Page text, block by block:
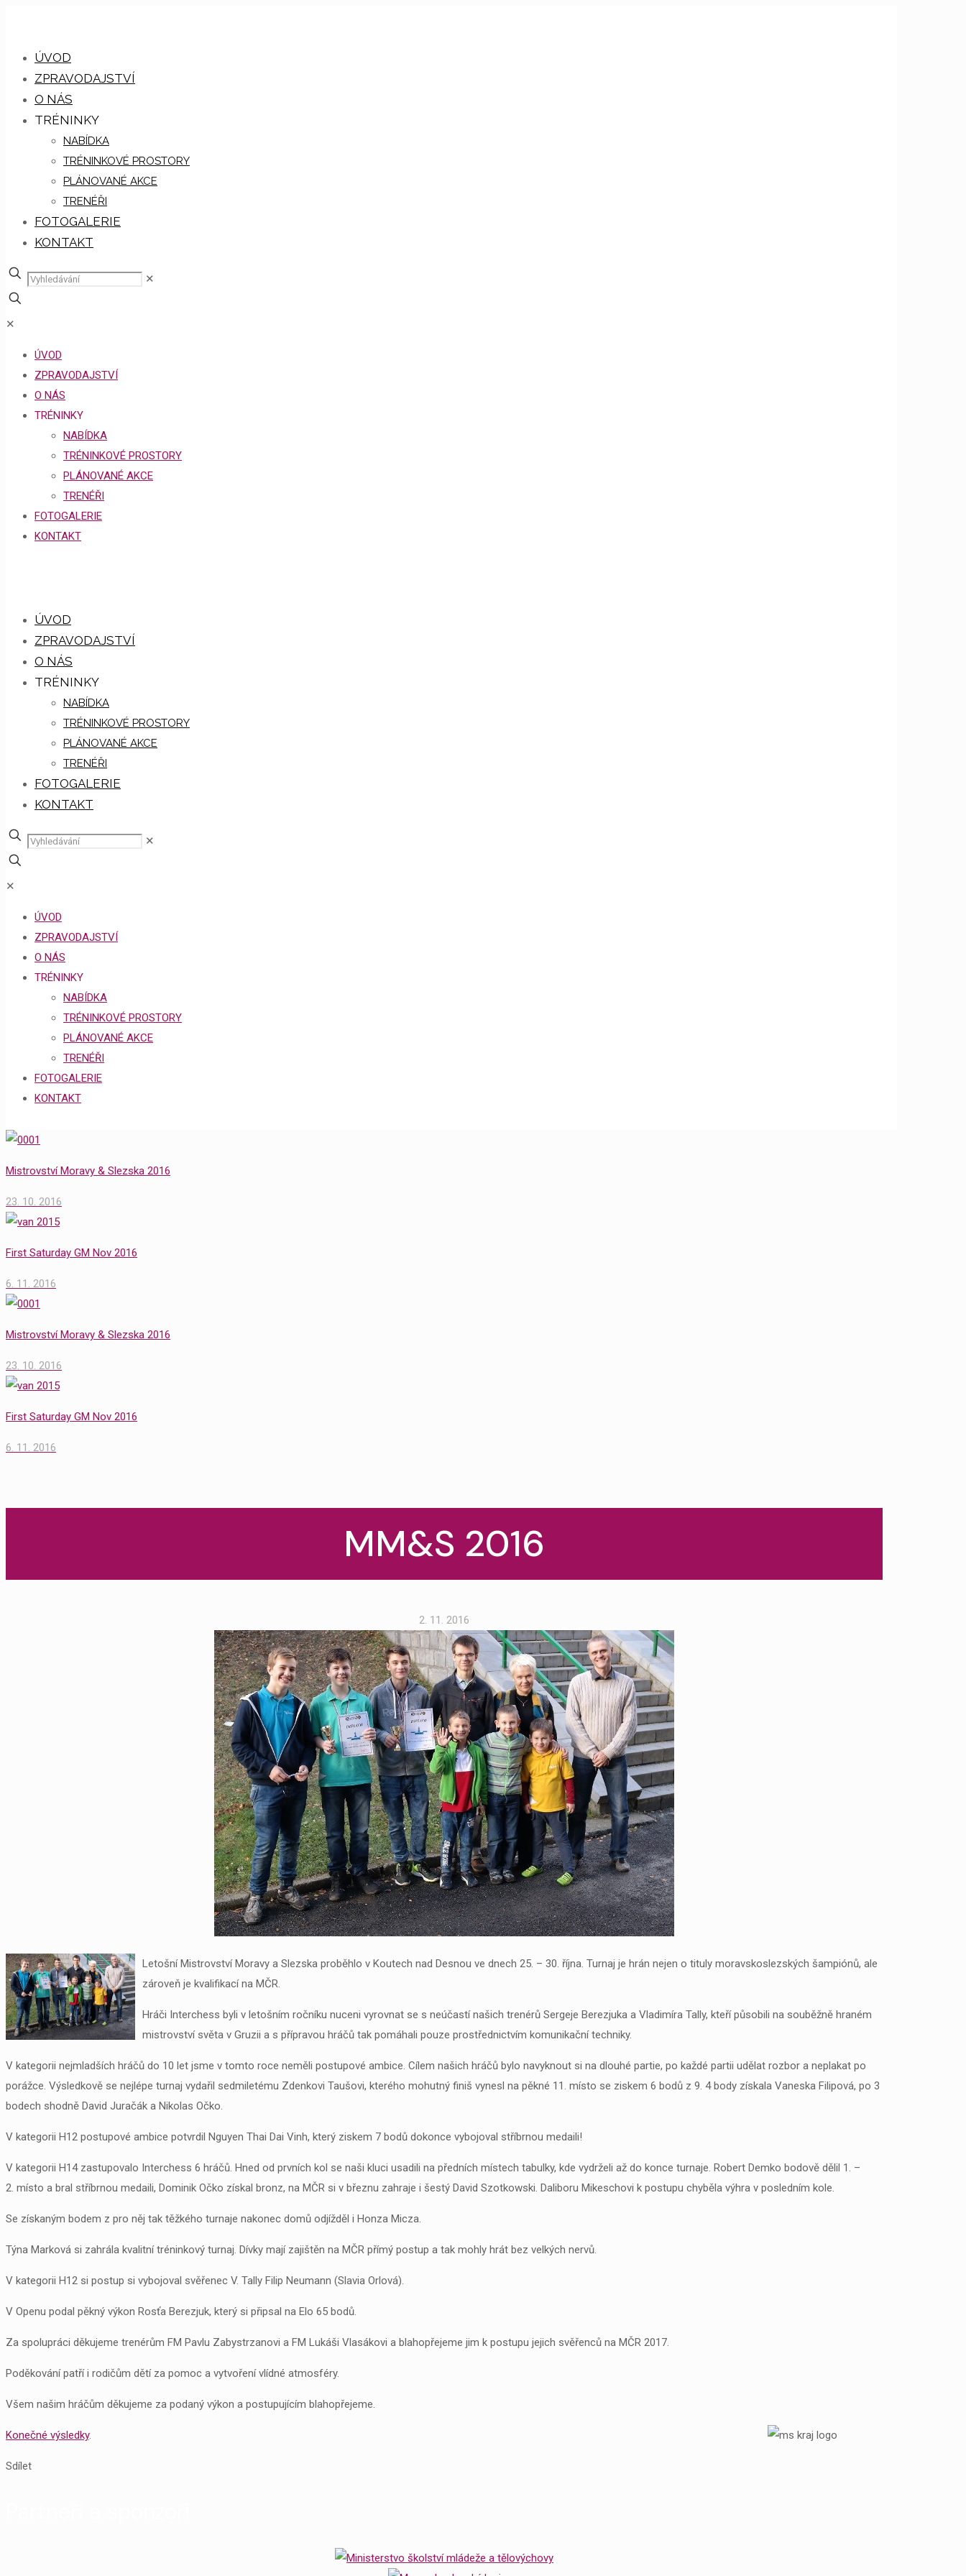
ÚVOD
ZPRAVODAJSTVÍ
O NÁS
TRÉNINKY
NABÍDKA
TRÉNINKOVÉ PROSTORY
PLÁNOVANÉ AKCE
TRENÉŘI
FOTOGALERIE
KONTAKT
✕
✕
ÚVOD
ZPRAVODAJSTVÍ
O NÁS
TRÉNINKY
NABÍDKA
TRÉNINKOVÉ PROSTORY
PLÁNOVANÉ AKCE
TRENÉŘI
FOTOGALERIE
KONTAKT
ÚVOD
ZPRAVODAJSTVÍ
O NÁS
TRÉNINKY
NABÍDKA
TRÉNINKOVÉ PROSTORY
PLÁNOVANÉ AKCE
TRENÉŘI
FOTOGALERIE
KONTAKT
✕
✕
ÚVOD
ZPRAVODAJSTVÍ
O NÁS
TRÉNINKY
NABÍDKA
TRÉNINKOVÉ PROSTORY
PLÁNOVANÉ AKCE
TRENÉŘI
FOTOGALERIE
KONTAKT
Mistrovství Moravy & Slezska 2016
23. 10. 2016
First Saturday GM Nov 2016
6. 11. 2016
Mistrovství Moravy & Slezska 2016
23. 10. 2016
First Saturday GM Nov 2016
6. 11. 2016
MM&S 2016
2. 11. 2016
Letošní Mistrovství Moravy a Slezska proběhlo v Koutech nad Desnou ve dnech 25. – 30. října. Turnaj je hrán nejen o tituly moravskoslezských šampiónů, ale
zároveň je kvalifikací na MČR.
Hráči Interchess byli v letošním ročníku nuceni vyrovnat se s neúčastí našich trenérů Sergeje Berezjuka a Vladimíra Tally, kteří působili na souběžně hraném
mistrovství světa v Gruzii a s přípravou hráčů tak pomáhali pouze prostřednictvím komunikační techniky.
V kategorii nejmladších hráčů do 10 let jsme v tomto roce neměli postupové ambice. Cílem našich hráčů bylo navyknout si na dlouhé partie, po každé partii udělat rozbor a neplakat po
porážce. Výsledkově se nejlépe turnaj vydařil sedmiletému Zdenkovi Taušovi, kterého mohutný finiš vynesl na pěkné 11. místo se ziskem 6 bodů z 9. 4 body získala Vaneska Filipová, po 3
bodech shodně David Juračák a Nikolas Očko.
V kategorii H12 postupové ambice potvrdil Nguyen Thai Dai Vinh, který ziskem 7 bodů dokonce vybojoval stříbrnou medaili!
V kategorii H14 zastupovalo Interchess 6 hráčů. Hned od prvních kol se naši kluci usadili na předních místech tabulky, kde vydrželi až do konce turnaje. Robert Demko bodově dělil 1. –
2. místo a bral stříbrnou medaili, Dominik Očko získal bronz, na MČR si v březnu zahraje i šestý David Szotkowski. Daliboru Mikeschovi k postupu chyběla výhra v posledním kole.
Se získaným bodem z pro něj tak těžkého turnaje nakonec domů odjížděl i Honza Micza.
Týna Marková si zahrála kvalitní tréninkový turnaj. Dívky mají zajištěn na MČR přímý postup a tak mohly hrát bez velkých nervů.
V kategorii H12 si postup si vybojoval svěřenec V. Tally Filip Neumann (Slavia Orlová).
V Openu podal pěkný výkon Rosťa Berezjuk, který si připsal na Elo 65 bodů.
Za spolupráci děkujeme trenérům FM Pavlu Zabystrzanovi a FM Lukáši Vlasákovi a blahopřejeme jim k postupu jejich svěřenců na MČR 2017.
Poděkování patří i rodičům dětí za pomoc a vytvoření vlídné atmosféry.
Všem našim hráčům děkujeme za podaný výkon a postupujícím blahopřejeme.
Konečné výsledky.
Sdílet